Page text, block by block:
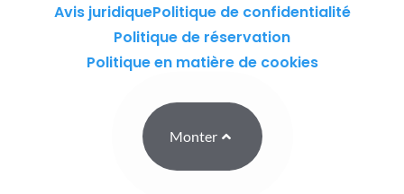
Avis juridiquePolitique de confidentialité
Politique de réservation
Politique en matière de cookies
Monter